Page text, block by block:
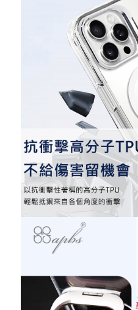
記住帳號